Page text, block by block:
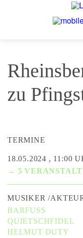
zu
TERMINE
18.05.2024 , 11:00
→ 5
MUSIKER /
BARFUSS
QUIETSCHFIDEL
HELMUT DUTY